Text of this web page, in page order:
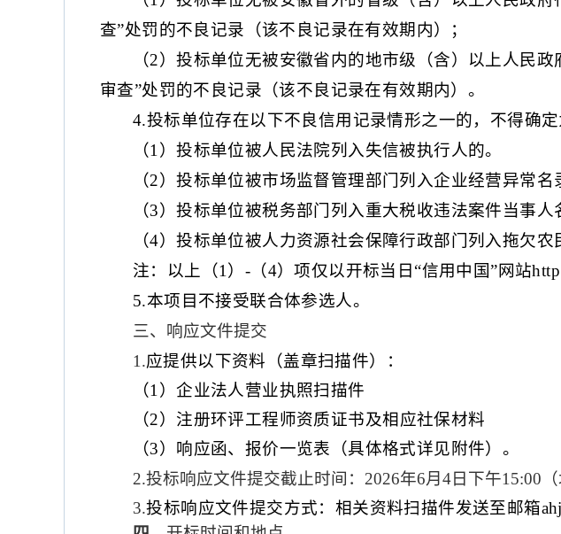
查”处罚的不良记录（该不良记录在有效期内）；
（2）投标单位无被安徽省内的地市级（含）以上人民
审查”处罚的不良记录（该不良记录在有效期内）。
4.投标单位存在以下不良信用记录情形之一的，不得确定
（1）投标单位被人民法院列入失信被执行人的。
（2）投标单位被市场监督管理部门列入企业经营异常名
（3）投标单位被税务部门列入重大税收违法案件当事人
（4）投标单位被人力资源社会保障行政部门列入拖欠农
注：以上（1）-（4）项仅以开标当日“信用中国”网站
5.本项目不接受联合体参选人。
三、响应文件提交
1 .应提供以下资料 （盖章扫描件）：
（1）企业法人营业执照扫描件
（2） 注册环评工程师资质证书及相应社保材料
（3） 响应函、 报价一览表 （具体格式详见附件）。
2.投标响应文件提交截止时间： 2026年6月4日 下午15:00
3.投标响应文件提交方式：相关资料扫描件发送至邮箱